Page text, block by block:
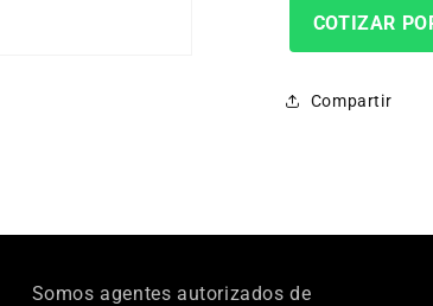
COTIZAR
Compartir
Somos agentes autorizados de